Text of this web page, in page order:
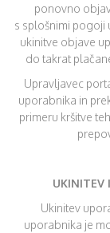
ponovno
s splošnimi pogoji
ukinitve objave
do takrat
Upravljavec
uporabnika in
primeru kršitve
UKINITEV
Ukinitev
uporabnika je